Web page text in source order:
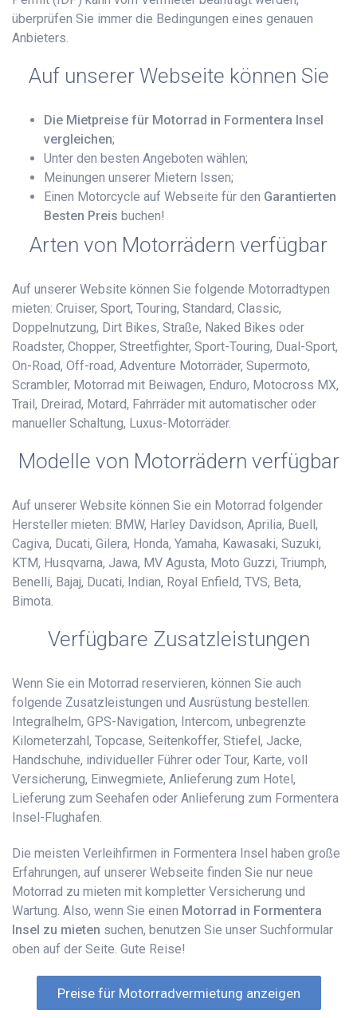
überprüfen Sie immer die Bedingungen eines genauen
Anbieters.
Auf unserer Webseite können Sie
Die Mietpreise für Motorrad in Formentera Insel
vergleichen;
Unter den besten Angeboten wählen;
Meinungen unserer Mietern lssen;
Einen Motorcycle auf Webseite für den Garantierten
Besten Preis buchen!
Arten von Motorrädern verfügbar
Auf unserer Website können Sie folgende Motorradtypen
mieten: Cruiser, Sport, Touring, Standard, Classic,
Doppelnutzung, Dirt Bikes, Straße, Naked Bikes oder
Roadster, Chopper, Streetfighter, Sport-Touring, Dual-Sport,
On-Road, Off-road, Adventure Motorräder, Supermoto,
Scrambler, Motorrad mit Beiwagen, Enduro, Motocross MX,
Trail, Dreirad, Motard, Fahrräder mit automatischer oder
manueller Schaltung, Luxus-Motorräder.
Modelle von Motorrädern verfügbar
Auf unserer Website können Sie ein Motorrad folgender
Hersteller mieten: BMW, Harley Davidson, Aprilia, Buell,
Cagiva, Ducati, Gilera, Honda, Yamaha, Kawasaki, Suzuki,
KTM, Husqvarna, Jawa, MV Agusta, Moto Guzzi, Triumph,
Benelli, Bajaj, Ducati, Indian, Royal Enfield, TVS, Beta,
Bimota.
Verfügbare Zusatzleistungen
Wenn Sie ein Motorrad reservieren, können Sie auch
folgende Zusatzleistungen und Ausrüstung bestellen:
Integralhelm, GPS-Navigation, Intercom, unbegrenzte
Kilometerzahl, Topcase, Seitenkoffer, Stiefel, Jacke,
Handschuhe, individueller Führer oder Tour, Karte, voll
Versicherung, Einwegmiete, Anlieferung zum Hotel,
Lieferung zum Seehafen oder Anlieferung zum Formentera
Insel-Flughafen.
Die meisten Verleihfirmen in Formentera Insel haben große
Erfahrungen, auf unserer Webseite finden Sie nur neue
Motorrad zu mieten mit kompletter Versicherung und
Wartung. Also, wenn Sie einen Motorrad in Formentera
Insel zu mieten suchen, benutzen Sie unser Suchformular
oben auf der Seite. Gute Reise!
Preise für Motorradvermietung anzeigen